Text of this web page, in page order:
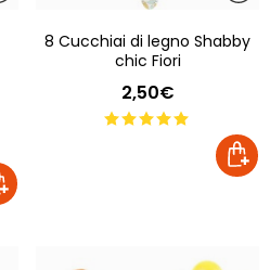
8 Cucchiai di legno Shabby
chic Fiori
2,50€